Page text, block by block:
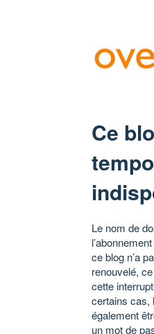
Ce
Le nom de
ce blog n’a
renouvelé,
cette
certains cas,
également
un mot de